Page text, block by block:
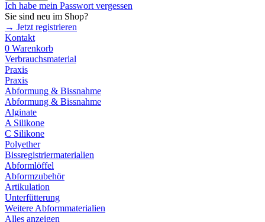
Ich habe mein Passwort vergessen
Sie sind neu im Shop?
→ Jetzt registrieren
Kontakt
0 Warenkorb
Verbrauchsmaterial
Praxis
Praxis
Abformung & Bissnahme
Abformung & Bissnahme
Alginate
A Silikone
C Silikone
Polyether
Bissregistriermaterialien
Abformlöffel
Abformzubehör
Artikulation
Unterfütterung
Weitere Abformmaterialien
Alles anzeigen